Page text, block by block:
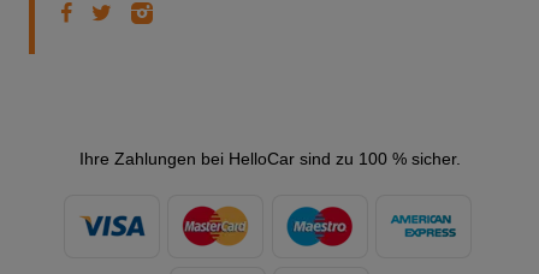
Ihre Zahlungen bei HelloCar sind zu 100 % sicher.